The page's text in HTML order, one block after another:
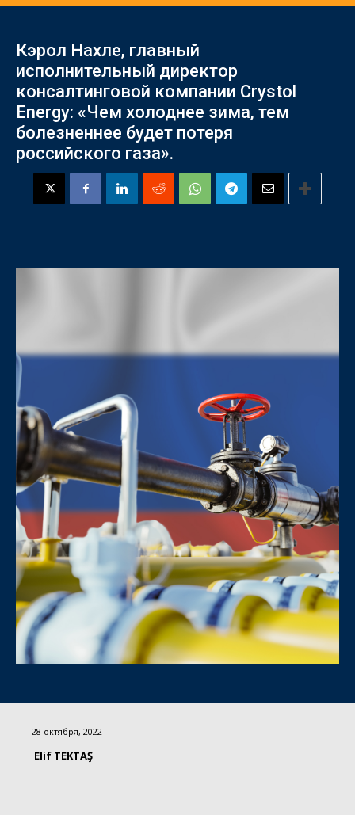
Кэрол Нахле, главный
исполнительный директор
консалтинговой компании Crystol
Energy: «Чем холоднее зима, тем
болезненнее будет потеря
российского газа».
28 октября, 2022
Elif TEKTAŞ